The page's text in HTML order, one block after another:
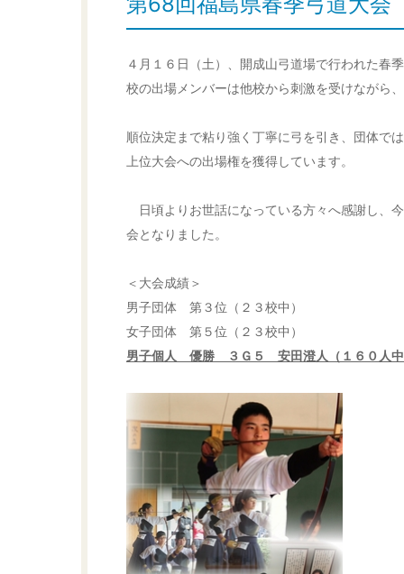
４月１６日（土）、開成山弓道場で行われた春
校の出場メンバーは他校から刺激を受けながら
順位決定まで粘り強く丁寧に弓を引き、団体で
上位大会への出場権を獲得しています。
日頃よりお世話になっている方々へ感謝し、
会となりました。
＜大会成績＞
男子団体 第３位（２３校中）
女子団体 第５位（２３校中）
男子個人 優勝 ３Ｇ５ 安田澄人（１６０人